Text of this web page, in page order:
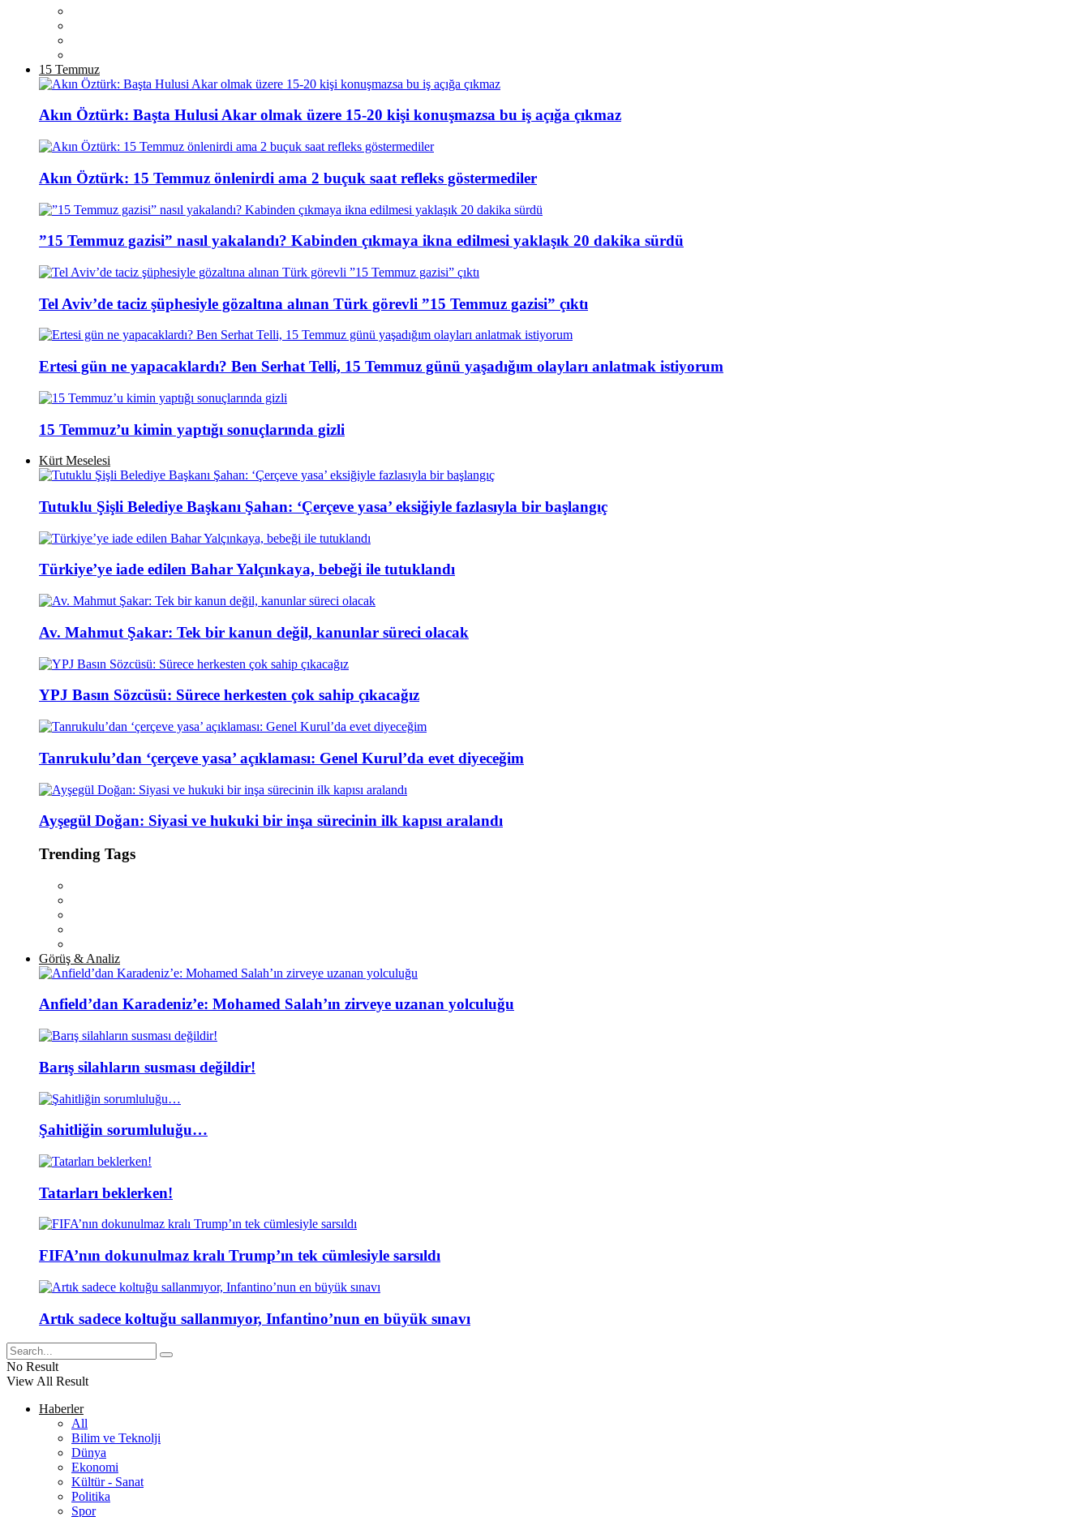
15 Temmuz
Akın Öztürk: Başta Hulusi Akar olmak üzere 15-20 kişi konuşmazsa bu iş açığa çıkmaz
Akın Öztürk: 15 Temmuz önlenirdi ama 2 buçuk saat refleks göstermediler
”15 Temmuz gazisi” nasıl yakalandı? Kabinden çıkmaya ikna edilmesi yaklaşık 20 dakika sürdü
Tel Aviv’de taciz şüphesiyle gözaltına alınan Türk görevli ”15 Temmuz gazisi” çıktı
Ertesi gün ne yapacaklardı? Ben Serhat Telli, 15 Temmuz günü yaşadığım olayları anlatmak istiyorum
15 Temmuz’u kimin yaptığı sonuçlarında gizli
Kürt Meselesi
Tutuklu Şişli Belediye Başkanı Şahan: ‘Çerçeve yasa’ eksiğiyle fazlasıyla bir başlangıç
Türkiye’ye iade edilen Bahar Yalçınkaya, bebeği ile tutuklandı
Av. Mahmut Şakar: Tek bir kanun değil, kanunlar süreci olacak
YPJ Basın Sözcüsü: Sürece herkesten çok sahip çıkacağız
Tanrukulu’dan ‘çerçeve yasa’ açıklaması: Genel Kurul’da evet diyeceğim
Ayşegül Doğan: Siyasi ve hukuki bir inşa sürecinin ilk kapısı aralandı
Trending Tags
Görüş & Analiz
Anfield’dan Karadeniz’e: Mohamed Salah’ın zirveye uzanan yolculuğu
Barış silahların susması değildir!
Şahitliğin sorumluluğu…
Tatarları beklerken!
FIFA’nın dokunulmaz kralı Trump’ın tek cümlesiyle sarsıldı
Artık sadece koltuğu sallanmıyor, Infantino’nun en büyük sınavı
No Result
View All Result
Haberler
All
Bilim ve Teknolji
Dünya
Ekonomi
Kültür - Sanat
Politika
Spor